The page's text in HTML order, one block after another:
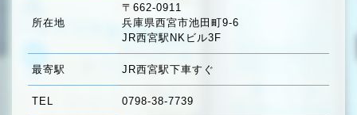
所在地
〒662-0911
兵庫県西宮市池田町9-6
JR西宮駅NKビル3F
最寄駅 JR西宮駅下車すぐ
TEL 0798-38-7739